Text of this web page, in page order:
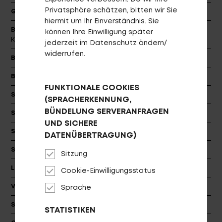
Gabel SR SUNTOUR XCR34X-BOOST Air
Bremsen
TEKTRO ORION 4-Kolben / TEKTRO Orion 4-
Kolben
Bremsscheiben
Bremshebel
Speedsensor
Schaltwerk SHIMANO CUES
Schalthebel SHIMANO CUES
Schaltzugaußenhülle
Lenker PROCRAFT Trail Pro 35
Vorbau PROCRAFT Tour Deluxe 35 AICR
Steuersatz
Privatsphäre schätzen, bitten wir Sie
hiermit um Ihr Einverständnis. Sie
können Ihre Einwilligung später
jederzeit im Datenschutz ändern/
widerrufen.
FUNKTIONALE COOKIES
(SPRACHERKENNUNG,
BÜNDELUNG SERVERANFRAGEN
UND SICHERE
DATENÜBERTRAGUNG)
Sitzung
Cookie-Einwilligungsstatus
Sprache
STATISTIKEN